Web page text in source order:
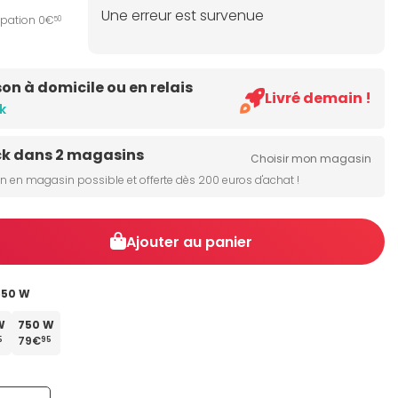
0€50
Une erreur est survenue
à domicile ou en relais
Livré demain !
dans 2 magasins
Choisir mon magasin
en magasin possible et offerte dès 200 euros d'achat !
Ajouter au panier
W
750 W
79€95